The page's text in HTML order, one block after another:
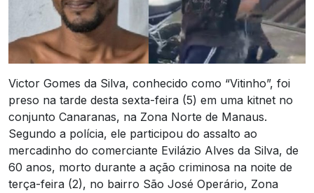
Victor Gomes da Silva, conhecido como “Vitinho”, foi
preso na tarde desta sexta-feira (5) em uma kitnet no
conjunto Canaranas, na Zona Norte de Manaus.
Segundo a polícia, ele participou do assalto ao
mercadinho do comerciante Evilázio Alves da Silva, de
60 anos, morto durante a ação criminosa na noite de
terça-feira (2), no bairro São José Operário, Zona